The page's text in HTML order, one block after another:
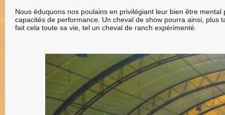
Nous éduquons nos poulains en privilégiant leur bien être
capacités de performance. Un cheval de show pourra ainsi, plus
fait cela toute sa vie, tel un cheval de ranch expérimenté.